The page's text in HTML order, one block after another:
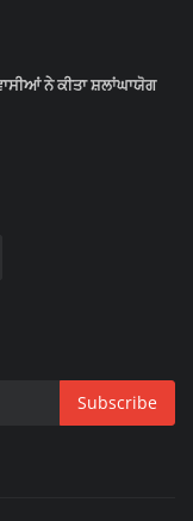
ਨੇ ਕੀਤਾ ਸ਼ਲਾਂਘਾਯੋਗ
Subscribe